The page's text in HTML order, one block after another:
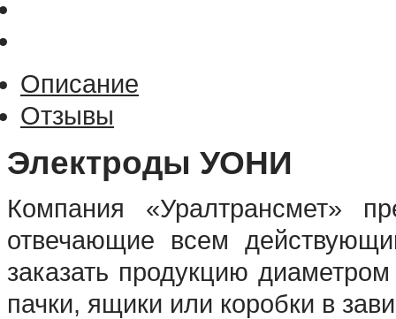
Описание
Отзывы
Электроды УОНИ
Компания «Уралтрансмет»
отвечающие всем
заказать продукцию
пачки, ящики или коробки в